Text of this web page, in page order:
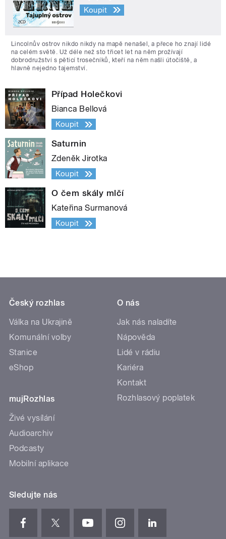
Koupit
Lincolnův ostrov nikdo nikdy na mapě nenašel, a přece ho znají lidé
na celém světě. Už déle než sto třicet let na něm prožívají
dobrodružství s pěticí trosečníků, kteří na něm našli útočiště, a
hlavně nejedno tajemství.
Případ Holečkovi
Bianca Bellová
Koupit
Saturnin
Zdeněk Jirotka
Koupit
O čem skály mlčí
Kateřina Surmanová
Koupit
Český rozhlas
Válka na Ukrajině
Komunální volby
Stanice
eShop
mujRozhlas
Živé vysílání
Audioarchiv
Podcasty
Mobilní aplikace
O nás
Jak nás naladíte
Nápověda
Lidé v rádiu
Kariéra
Kontakt
Rozhlasový poplatek
Sledujte nás